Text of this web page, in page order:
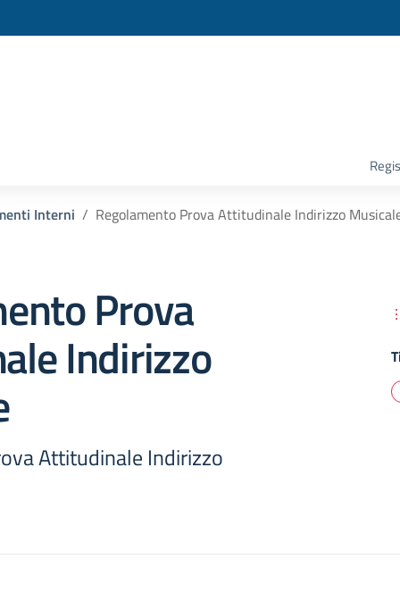
Interni Regolamento Prova Attitudinale Indirizzo
Prova
Indirizzo
Attitudinale Indirizzo